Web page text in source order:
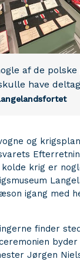
af de polske
have
og
krig er
igang med
finder
Jørgen